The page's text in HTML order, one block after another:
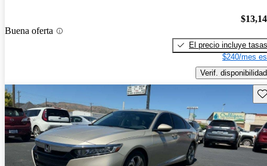
Buena oferta
El precio incluye tasas
$240/mes
Verif. disponibilidad